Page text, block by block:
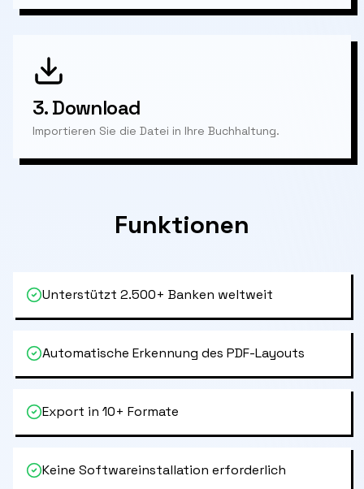
3.Download
Importieren Sie die Datei in Ihre Buchhaltung.
Funktionen
Unterstützt 2.500+ Banken weltweit
Automatische Erkennung des PDF-Layouts
Export in 10+ Formate
Keine Softwareinstallation erforderlich